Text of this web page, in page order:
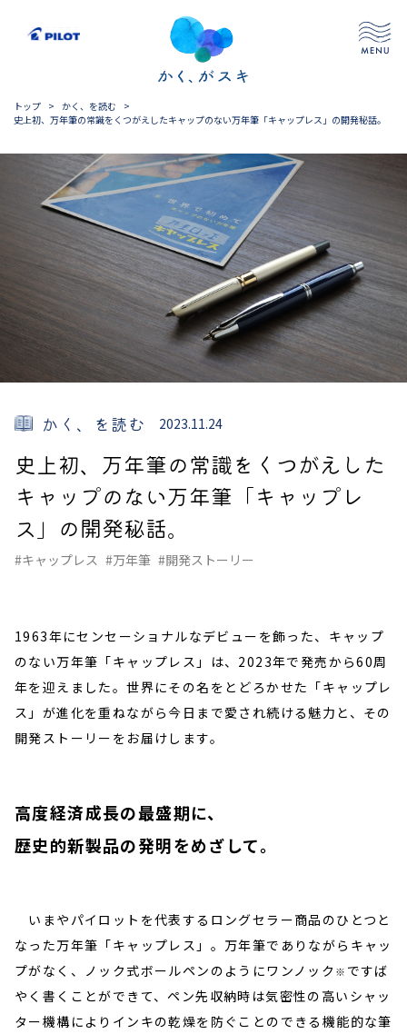
トップ > かく、を読む
>
史上初、万年筆の常識をくつがえしたキャップのない万年筆「キャップレス」の開発秘話。
かく、を読む 2023.11.24
史上初、万年筆の常識をくつがえした
キャップのない万年筆「キャップレ
ス」の開発秘話。
#キャップレス #万年筆 #開発ストーリー
1963年にセンセーショナルなデビューを飾った、キャップ
のない万年筆「キャップレス」は、2023年で発売から60周
年を迎えました。世界にその名をとどろかせた「キャップレ
ス」が進化を重ねながら今日まで愛され続ける魅力と、その
開発ストーリーをお届けします。
高度経済成長の最盛期に、
歴史的新製品の発明をめざして。
いまやパイロットを代表するロングセラー商品のひとつと
なった万年筆「キャップレス」。万年筆でありながらキャッ
プがなく、ノック式ボールペンのようにワンノック ※ ですば
やく書くことができて、ペン先収納時は気密性の高いシャッ
ター機構によりインキの乾燥を防ぐことのできる機能的な筆